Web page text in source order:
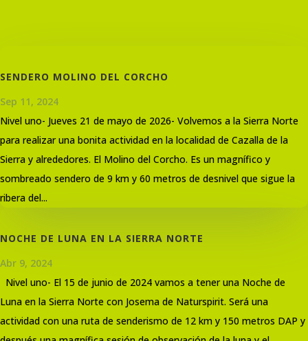
SENDERO MOLINO DEL CORCHO
Sep 11, 2024
Nivel uno- Jueves 21 de mayo de 2026- Volvemos a la Sierra Norte
para realizar una bonita actividad en la localidad de Cazalla de la
Sierra y alrededores. El Molino del Corcho. Es un magnífico y
sombreado sendero de 9 km y 60 metros de desnivel que sigue la
ribera del...
NOCHE DE LUNA EN LA SIERRA NORTE
Abr 9, 2024
Nivel uno- El 15 de junio de 2024 vamos a tener una Noche de
Luna en la Sierra Norte con Josema de Naturspirit. Será una
actividad con una ruta de senderismo de 12 km y 150 metros DAP y